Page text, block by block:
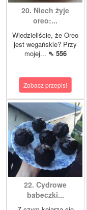
20. Niech żyje
oreo:...
Wiedzieliście, że Oreo
jest wegańskie? Przy
mojej... ⇖ 556
Zobacz przepis!
22. Cydrowe
babeczki...